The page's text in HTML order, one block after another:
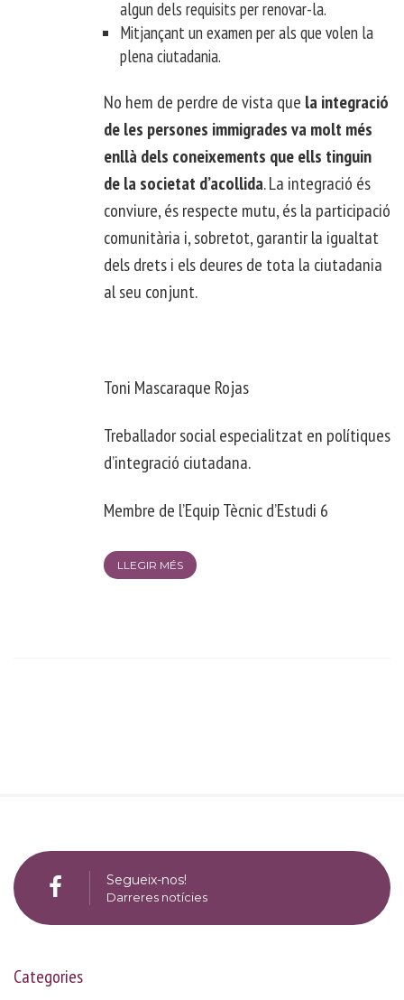
algun dels requisits per renovar-la.
Mitjançant un examen per als que volen la
plena ciutadania.
No hem de perdre de vista que la integració
de les persones immigrades va molt més
enllà dels coneixements que ells tinguin
de la societat d’acollida. La integració és
conviure, és respecte mutu, és la participació
comunitària i, sobretot, garantir la igualtat
dels drets i els deures de tota la ciutadania
al seu conjunt.
Toni Mascaraque Rojas
Treballador social especialitzat en polítiques
d’integració ciutadana.
Membre de l’Equip Tècnic d’Estudi 6
LLEGIR MÉS
Segueix-nos!
Darreres notícies
Categories